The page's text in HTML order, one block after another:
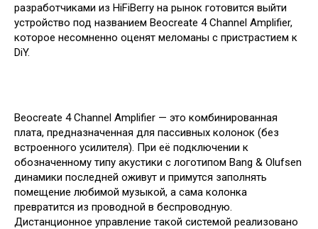
разработчиками из HiFiBerry на рынок готовится выйти
устройство под названием Beocreate 4 Channel Amplifier,
которое несомненно оценят меломаны с пристрастием к
DiY.
Beocreate 4 Channel Amplifier — это комбинированная
плата, предназначенная для пассивных колонок (без
встроенного усилителя). При её подключении к
обозначенному типу акустики с логотипом Bang & Olufsen
динамики последней оживут и примутся заполнять
помещение любимой музыкой, а сама колонка
превратится из проводной в беспроводную.
Дистанционное управление такой системой реализовано